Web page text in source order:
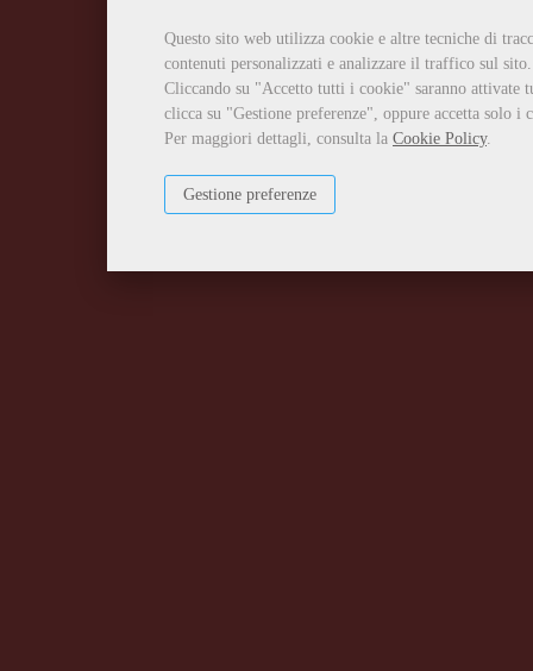
Questo sito web utilizza cookie e altre tecniche di
contenuti personalizzati e analizzare il traffico sul sito.
Cliccando su "Accetto tutti i cookie" saranno attivate
clicca su "Gestione preferenze", oppure accetta solo
Per maggiori dettagli, consulta la Cookie Policy.
Gestione preferenze